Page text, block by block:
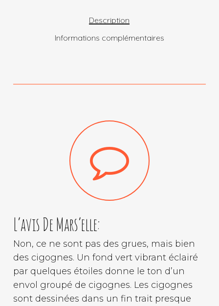
Description
Informations complémentaires
L’avis De Mars’elle:
Non, ce ne sont pas des grues, mais bien
des cigognes. Un fond vert vibrant éclairé
par quelques étoiles donne le ton d’un
envol groupé de cigognes. Les cigognes
sont dessinées dans un fin trait presque